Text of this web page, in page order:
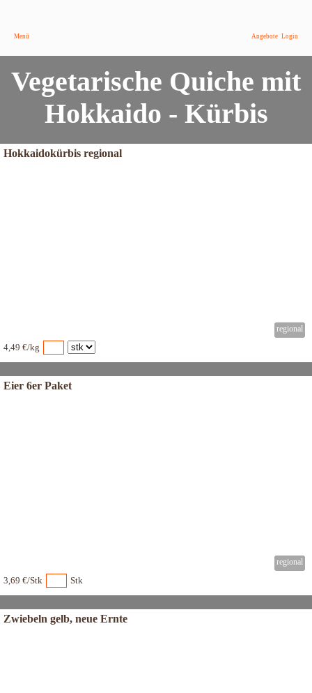
Menü Angebote Login
Vegetarische Quiche mit
Hokkaido - Kürbis
Hokkaidokürbis regional
4,49 €/kg
Eier 6er Paket
3,69 €/Stk Stk
Zwiebeln gelb, neue Ernte